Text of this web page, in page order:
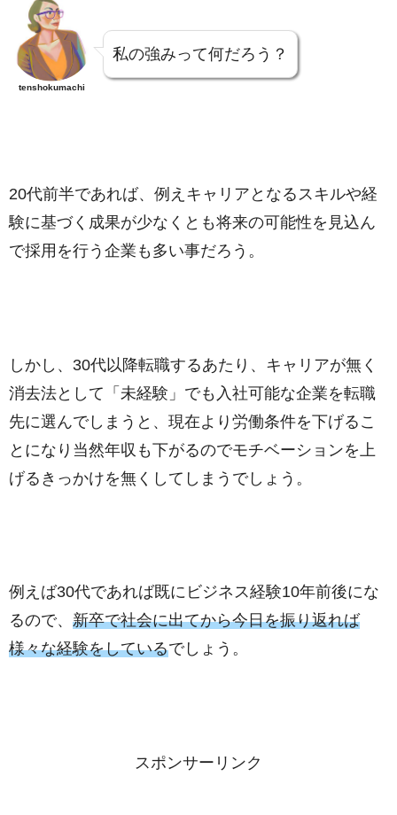
tenshokumachi
私の強みって何だろう？
20代前半であれば、例えキャリアとなるスキルや経
験に基づく成果が少なくとも将来の可能性を見込ん
で採用を行う企業も多い事だろう。
しかし、30代以降転職するあたり、キャリアが無く
消去法として「未経験」でも入社可能な企業を転職
先に選んでしまうと、現在より労働条件を下げるこ
とになり当然年収も下がるのでモチベーションを上
げるきっかけを無くしてしまうでしょう。
例えば30代であれば既にビジネス経験10年前後にな
るので、 新卒で社会に出てから今日を振り返れば
様々な経験をしているでしょう。
スポンサーリンク